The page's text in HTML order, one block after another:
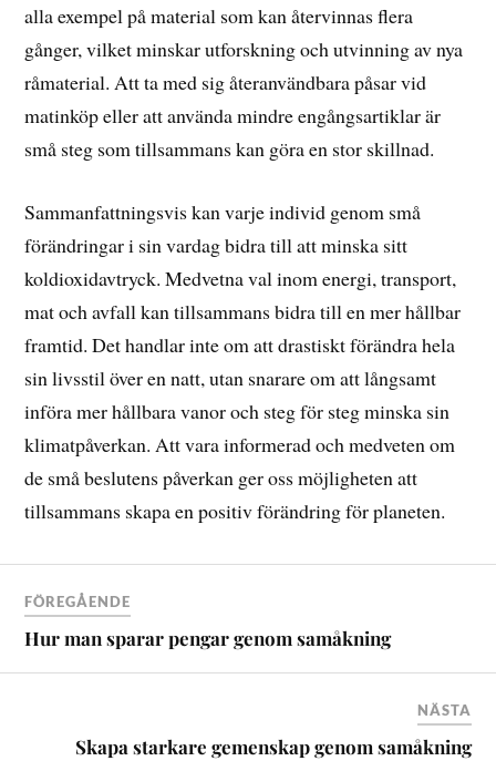
alla exempel på material som kan återvinnas flera
gånger, vilket minskar utforskning och utvinning av nya
råmaterial. Att ta med sig återanvändbara påsar vid
matinköp eller att använda mindre engångsartiklar är
små steg som tillsammans kan göra en stor skillnad.
Sammanfattningsvis kan varje individ genom små
förändringar i sin vardag bidra till att minska sitt
koldioxidavtryck. Medvetna val inom energi, transport,
mat och avfall kan tillsammans bidra till en mer hållbar
framtid. Det handlar inte om att drastiskt förändra hela
sin livsstil över en natt, utan snarare om att långsamt
införa mer hållbara vanor och steg för steg minska sin
klimatpåverkan. Att vara informerad och medveten om
de små beslutens påverkan ger oss möjligheten att
tillsammans skapa en positiv förändring för planeten.
FÖREGÅENDE
Hur man sparar pengar genom samåkning
NÄSTA
Skapa starkare gemenskap genom samåkning